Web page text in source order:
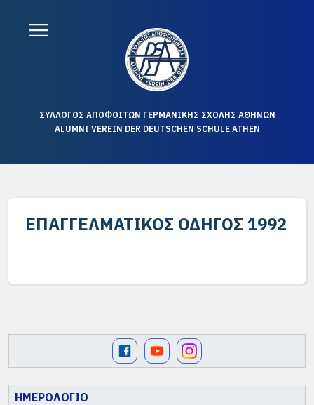
ΣΥΛΛΟΓΟΣ ΑΠΟΦΟΙΤΩΝ ΓΕΡΜΑΝΙΚΗΣ ΣΧΟΛΗΣ ΑΘΗΝΩΝ
ALUMNI VEREIN DER DEUTSCHEN SCHULE ATHEN
ΗΜΕΡΟΛΟΓΙΟ
ΕΠΑΓΓΕΛΜΑΤΙΚΌΣ ΟΔΗΓΌΣ 1992